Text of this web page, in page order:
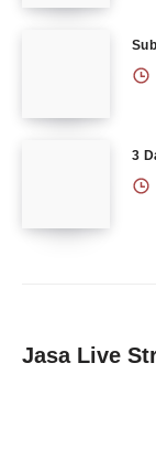
3
Jasa Live